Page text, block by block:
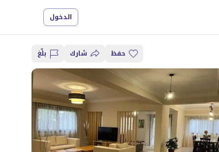
الدخول
حفظ شارك بلِّغ